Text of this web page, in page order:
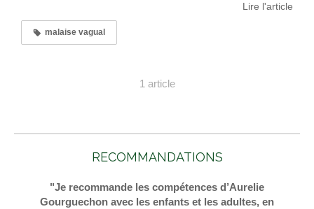
Lire l'article
malaise vagual
1 article
RECOMMANDATIONS
"Je recommande les compétences d’Aurelie
Gourguechon avec les enfants et les adultes, en